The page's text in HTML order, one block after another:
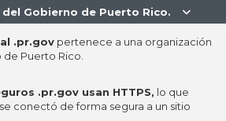
Gobierno de Puerto Rico. 
.pr.govpertenece a una organización
Puerto Rico.
.pr.gov usan HTTPS, lo que
conectó de forma segura a un sitio